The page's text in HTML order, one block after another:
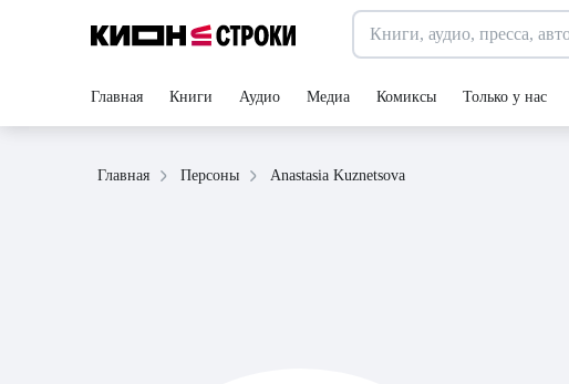
Главная Книги Аудио Медиа Комиксы Только у нас
Главная Персоны Anastasia Kuznetsova